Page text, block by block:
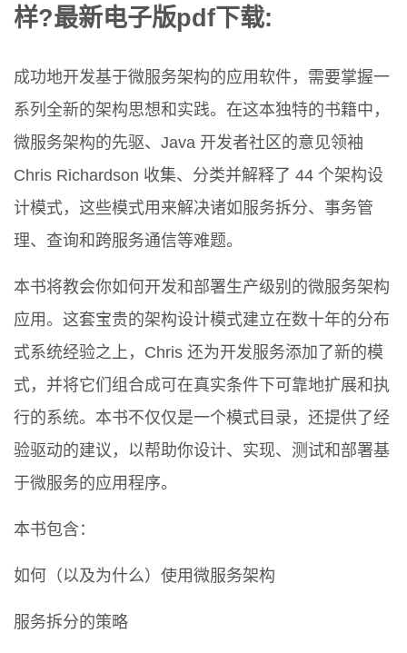
样?最新电子版pdf下载:
成功地开发基于微服务架构的应用软件，需要掌握一
系列全新的架构思想和实践。在这本独特的书籍中，
微服务架构的先驱、Java 开发者社区的意见领袖
Chris Richardson 收集、分类并解释了 44 个架构设
计模式，这些模式用来解决诸如服务拆分、事务管
理、查询和跨服务通信等难题。
本书将教会你如何开发和部署生产级别的微服务架构
应用。这套宝贵的架构设计模式建立在数十年的分布
式系统经验之上，Chris 还为开发服务添加了新的模
式，并将它们组合成可在真实条件下可靠地扩展和执
行的系统。本书不仅仅是一个模式目录，还提供了经
验驱动的建议，以帮助你设计、实现、测试和部署基
于微服务的应用程序。
本书包含：
如何（以及为什么）使用微服务架构
服务拆分的策略